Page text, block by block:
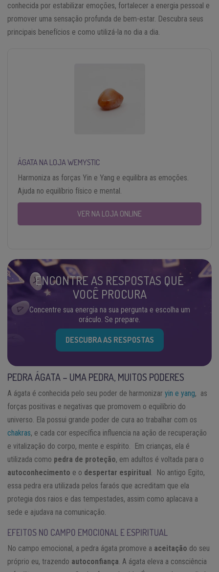
conhecida por estabilizar emoções, fortalecer a energia pessoal e
promover uma sensação profunda de bem-estar. Descubra seus
principais benefícios e como utilizá-la no dia a dia.
ÁGATA NA LOJA WEMYSTIC
Harmoniza as forças Yin e Yang e equilibra as emoções.
Ajuda no equilíbrio físico e mental.
VER NA LOJA ONLINE
ENCONTRE AS RESPOSTAS QUE
VOCÊ PROCURA
Concentre sua energia na sua pergunta e escolha um
oráculo. Se prepare.
DESCUBRA AS RESPOSTAS
PEDRA ÁGATA – UMA PEDRA, MUITOS PODERES
A ágata é conhecida pelo seu poder de harmonizar yin e yang, as
forças positivas e negativas que promovem o equilíbrio do
universo. Ela possui grande poder de cura ao trabalhar com os
chakras, e cada cor específica influencia na ação de recuperação
e vitalização do corpo, mente e espírito. Em crianças, ela é
utilizada como pedra de proteção, em adultos é voltada para o
autoconhecimento e o despertar espiritual . No antigo Egito,
essa pedra era utilizada pelos faraós que acreditam que ela
protegia dos raios e das tempestades, assim como aplacava a
sede e ajudava na comunicação.
EFEITOS NO CAMPO EMOCIONAL E ESPIRITUAL
No campo emocional, a pedra ágata promove a aceitação do seu
próprio eu, trazendo autoconfiança . A ágata eleva a consciência